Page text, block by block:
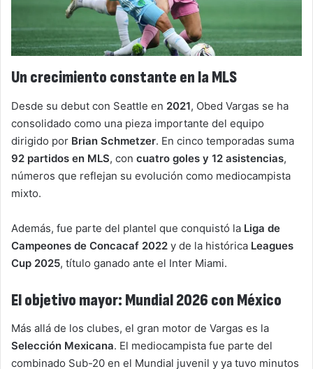
Un crecimiento constante en la MLS
Desde su debut con Seattle en 2021, Obed Vargas se ha
consolidado como una pieza importante del equipo
dirigido por Brian Schmetzer. En cinco temporadas suma
92 partidos en MLS, con cuatro goles y 12 asistencias,
números que reflejan su evolución como mediocampista
mixto.
Además, fue parte del plantel que conquistó la Liga de
Campeones de Concacaf 2022 y de la histórica Leagues
Cup 2025, título ganado ante el Inter Miami.
El objetivo mayor: Mundial 2026 con México
Más allá de los clubes, el gran motor de Vargas es la
Selección Mexicana. El mediocampista fue parte del
combinado Sub-20 en el Mundial juvenil y ya tuvo minutos